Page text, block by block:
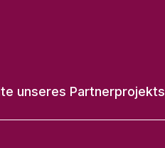
unseres Partnerprojekts